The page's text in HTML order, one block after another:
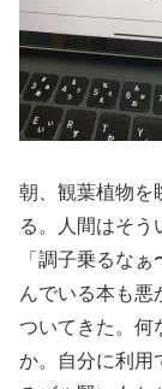
朝、観葉植物を
る。人間はそう
「調子乗るな
んでいる本も悪
ついてきた。何
か。自分に利用